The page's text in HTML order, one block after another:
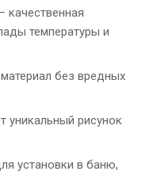
качественная
температуры и
без вредных
уникальный рисунок
установки в баню,